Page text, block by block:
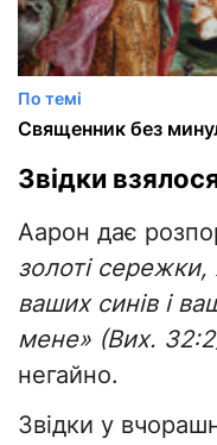
По темі
Священник без
Звідки
Аарон дає
золоті сережки,
ваших синів і
мене» (Вих.
негайно.
Звідки у